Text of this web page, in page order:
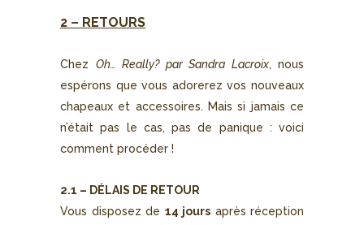
2 – RETOURS
Chez Oh… Really? par Sandra Lacroix, nous
espérons que vous adorerez vos nouveaux
chapeaux et accessoires. Mais si jamais ce
n’était pas le cas, pas de panique : voici
comment procéder !
2.1 – DÉLAIS DE RETOUR
Vous disposez de 14 jours après réception